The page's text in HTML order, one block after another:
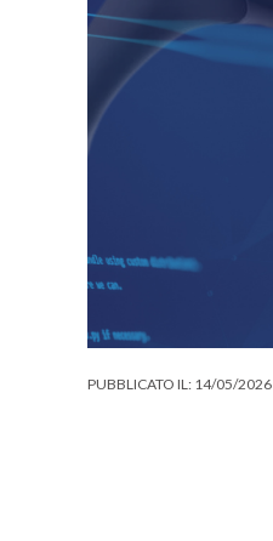
PUBBLICATO IL: 14/05/2026